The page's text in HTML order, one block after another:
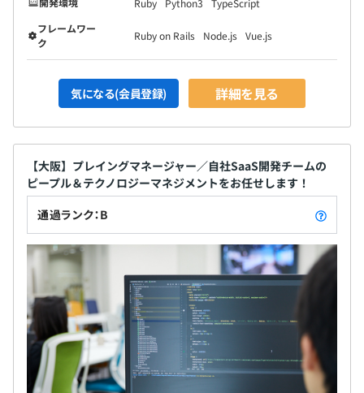
フレームワー
ク
Ruby on Rails Node.js Vue.js
気になる(会員登録) 詳細を見る
【大阪】プレイングマネージャー／自社SaaS開発チームの
ピープル＆テクノロジーマネジメントをお任せします！
通過ランク：B